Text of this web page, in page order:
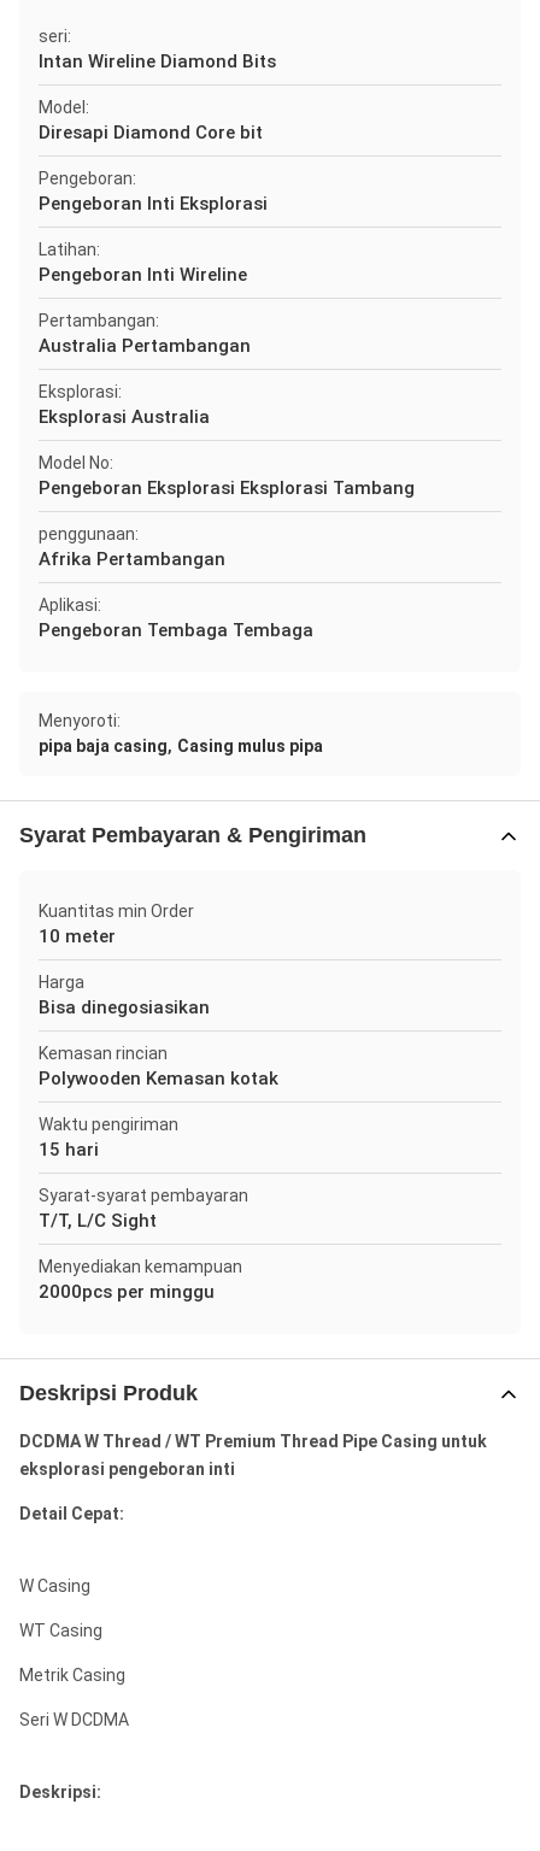
seri:
Intan Wireline Diamond Bits
Model:
Diresapi Diamond Core bit
Pengeboran:
Pengeboran Inti Eksplorasi
Latihan:
Pengeboran Inti Wireline
Pertambangan:
Australia Pertambangan
Eksplorasi:
Eksplorasi Australia
Model No:
Pengeboran Eksplorasi Eksplorasi Tambang
penggunaan:
Afrika Pertambangan
Aplikasi:
Pengeboran Tembaga Tembaga
Menyoroti:
pipa baja casing, Casing mulus pipa
Syarat Pembayaran & Pengiriman
Kuantitas min Order
10 meter
Harga
Bisa dinegosiasikan
Kemasan rincian
Polywooden Kemasan kotak
Waktu pengiriman
15 hari
Syarat-syarat pembayaran
T/T, L/C Sight
Menyediakan kemampuan
2000pcs per minggu
Deskripsi Produk
DCDMA W Thread / WT Premium Thread Pipe Casing untuk
eksplorasi pengeboran inti
Detail Cepat:
W Casing
WT Casing
Metrik Casing
Seri W DCDMA
Deskripsi: